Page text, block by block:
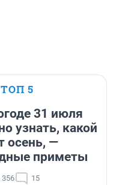
ТОП 5
31 июля
узнать, какой
осень, —
приметы
356 15